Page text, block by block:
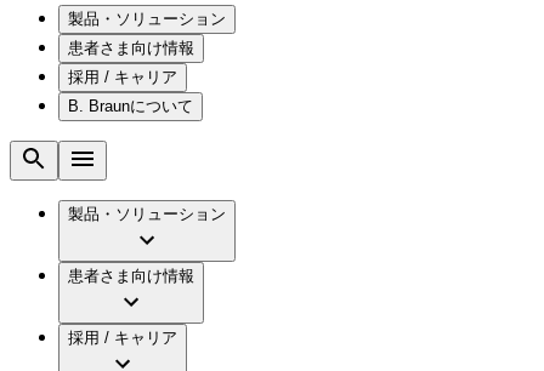
製品・ソリューション
ソリューション
メンテナンスプログラム
国内の修理サービスセンター
手術器具の管理、再生処理工程の業務改善
製品・診療領域
患者さま向け情報
腰椎椎間板ヘルニアについて
水頭症について
慢性創傷の治癒
アクトリーン ハイライト カテ
採用 / キャリア
ビー・ブラウンエースクラップ株式会社の
ビー・ブラウンエースクラップ株式会社の
会社概要
報
B. Braunについて
ビジョンとバリュー
ブランド
ついて
製品・ソリューション
患者さま向け情報
採用 / キャリア